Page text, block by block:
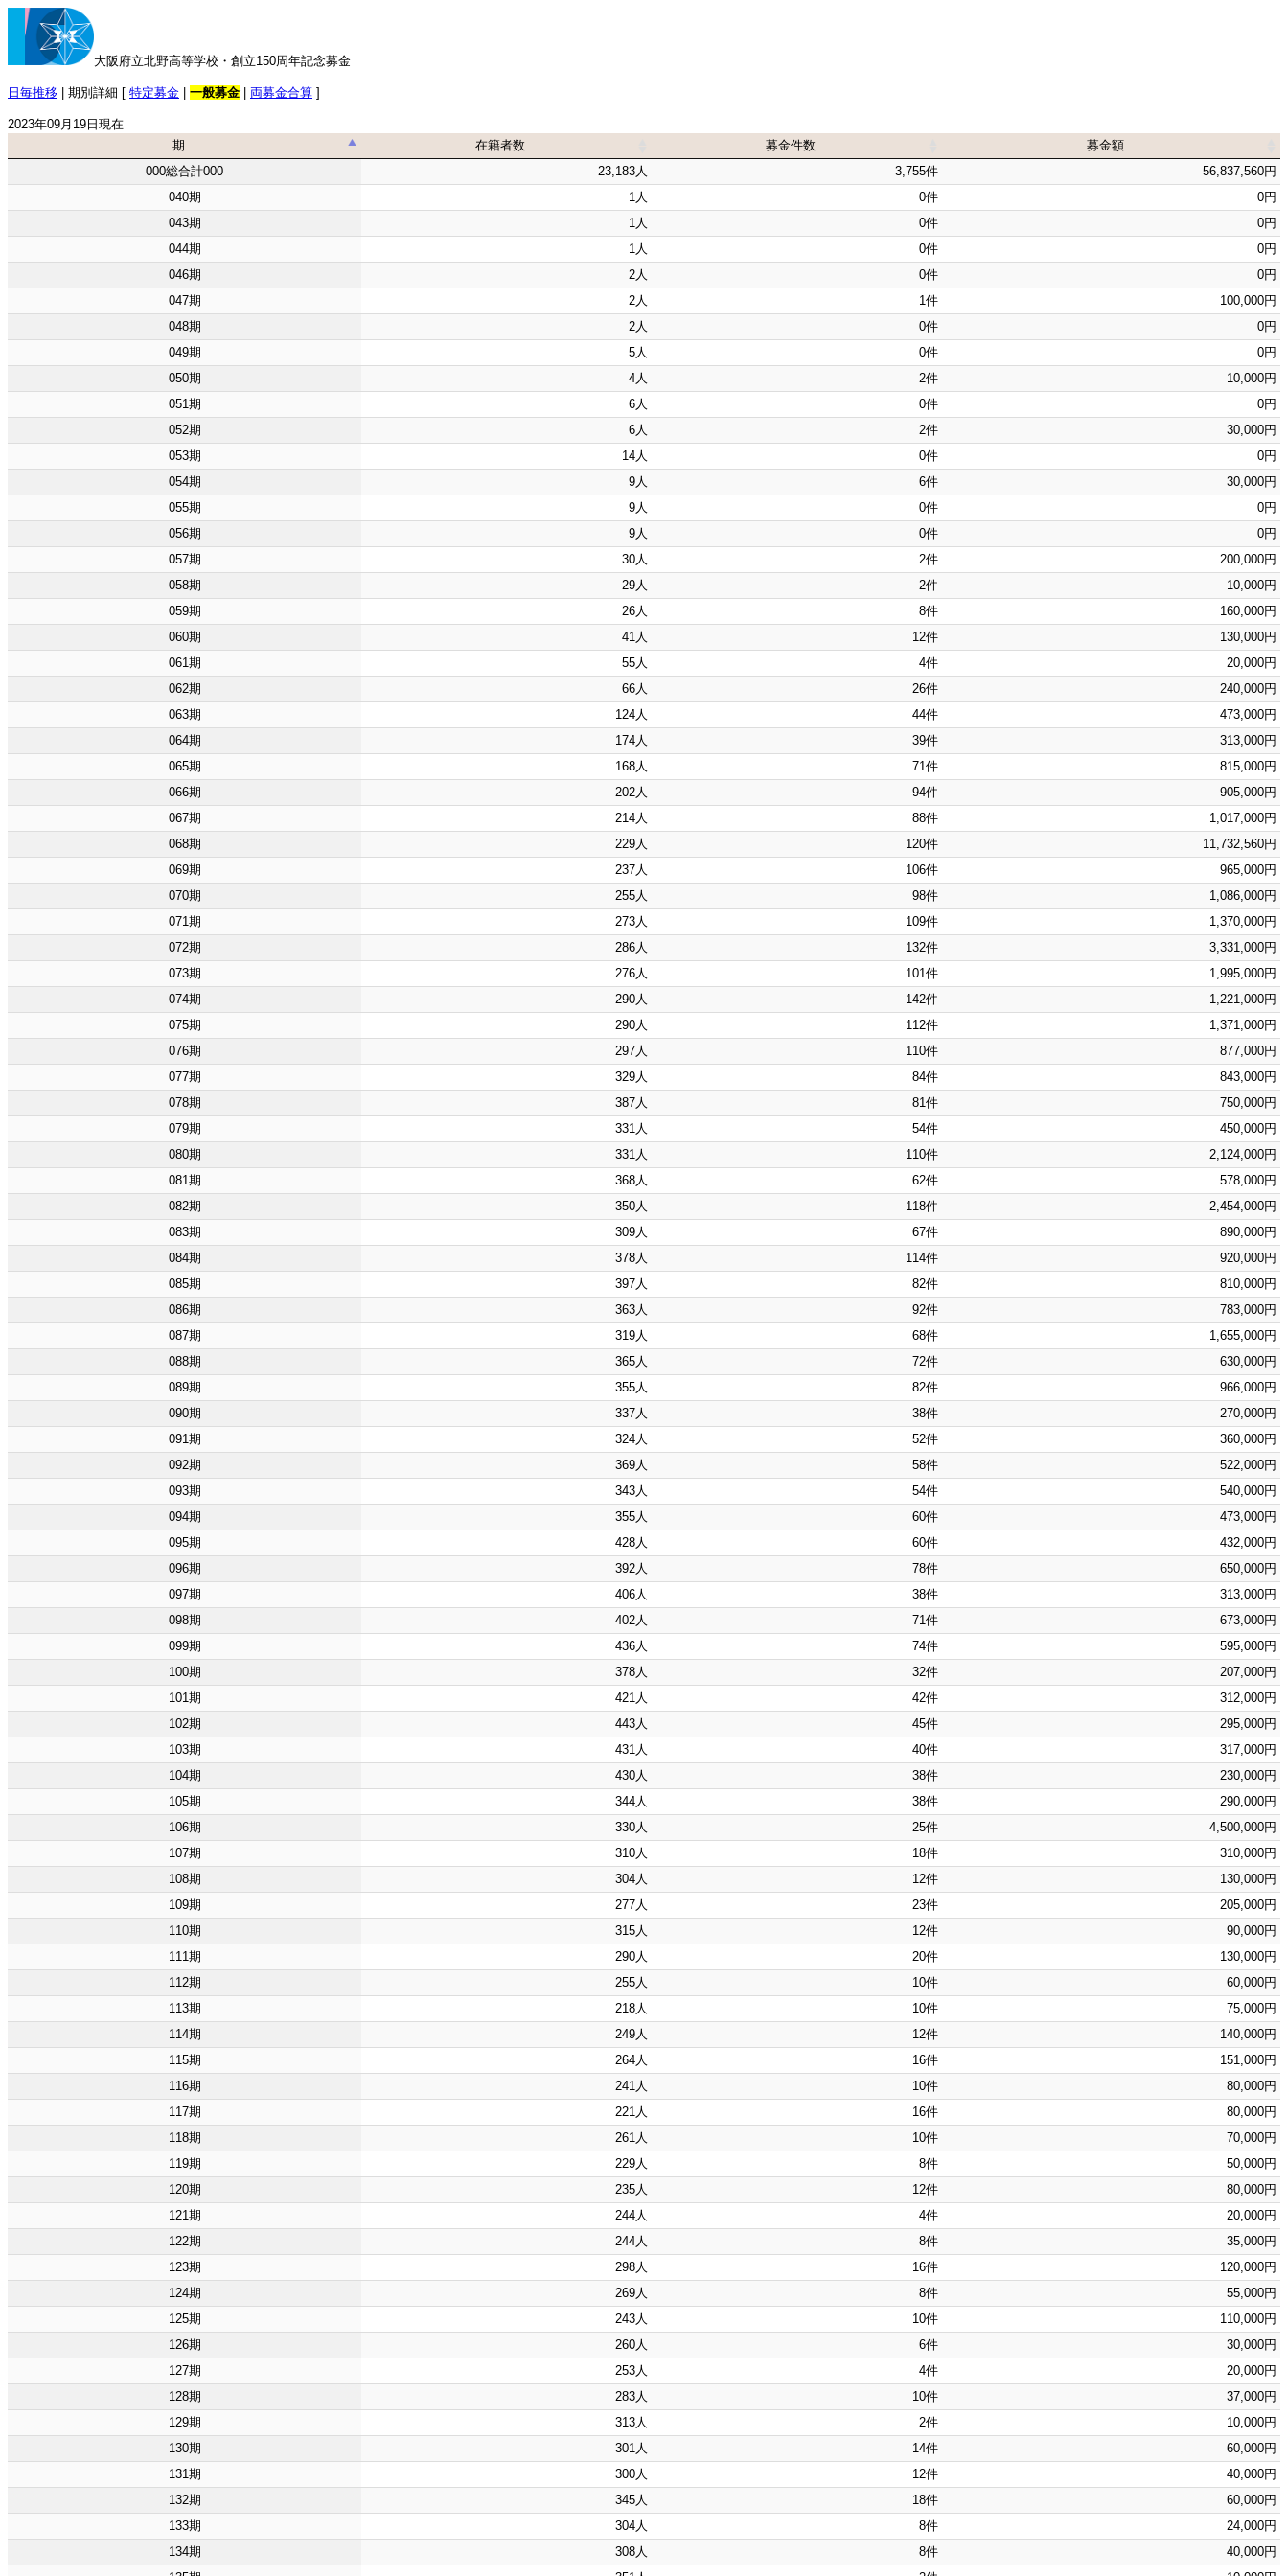
大阪府立北野高等学校・創立150周年記念募金
日毎推移 | 期別詳細 [ 特定募金 一般募金 両募金合算 ]
2023年09月19日現在
期
在籍者数 募金件数
募金額
期
000総合計000 23,183人 3,755件
56,837,560円
040期
1人 0件
0円
043期
1人 0件
0円
044期
1人 0件
0円
046期
2人 0件
0円
047期
2人 1件
100,000円
048期
2人 0件
0円
049期
5人 0件
0円
050期
4人 2件
10,000円
051期
6人 0件
0円
052期
6人 2件
30,000円
053期
14人 0件
0円
054期
9人 6件
30,000円
055期
9人 0件
0円
056期
9人 0件
0円
057期
30人 2件
200,000円
058期
29人 2件
10,000円
059期
26人 8件
160,000円
060期
41人 12件
130,000円
061期
55人 4件
20,000円
062期
66人 26件
240,000円
063期
124人 44件
473,000円
064期
174人 39件
313,000円
065期
168人 71件
815,000円
066期
202人 94件
905,000円
067期
214人 88件
1,017,000円
068期
229人 120件
11,732,560円
069期
237人 106件
965,000円
070期
255人 98件
1,086,000円
071期
273人 109件
1,370,000円
072期
286人 132件
3,331,000円
073期
276人 101件
1,995,000円
074期
290人 142件
1,221,000円
075期
290人 112件
1,371,000円
076期
297人 110件
877,000円
077期
329人 84件
843,000円
078期
387人 81件
750,000円
079期
331人 54件
450,000円
080期
331人 110件
2,124,000円
081期
368人 62件
578,000円
082期
350人 118件
2,454,000円
083期
309人 67件
890,000円
084期
378人 114件
920,000円
085期
397人 82件
810,000円
086期
363人 92件
783,000円
087期
319人 68件
1,655,000円
088期
365人 72件
630,000円
089期
355人 82件
966,000円
090期
337人 38件
270,000円
091期
324人 52件
360,000円
092期
369人 58件
522,000円
093期
343人 54件
540,000円
094期
355人 60件
473,000円
095期
428人 60件
432,000円
096期
392人 78件
650,000円
097期
406人 38件
313,000円
098期
402人 71件
673,000円
099期
436人 74件
595,000円
100期
378人 32件
207,000円
101期
421人 42件
312,000円
102期
443人 45件
295,000円
103期
431人 40件
317,000円
104期
430人 38件
230,000円
105期
344人 38件
290,000円
106期
330人 25件
4,500,000円
107期
310人 18件
310,000円
108期
304人 12件
130,000円
109期
277人 23件
205,000円
110期
315人 12件
90,000円
111期
290人 20件
130,000円
112期
255人 10件
60,000円
113期
218人 10件
75,000円
114期
249人 12件
140,000円
115期
264人 16件
151,000円
116期
241人 10件
80,000円
117期
221人 16件
80,000円
118期
261人 10件
70,000円
119期
229人 8件
50,000円
120期
235人 12件
80,000円
121期
244人 4件
20,000円
122期
244人 8件
35,000円
123期
298人 16件
120,000円
124期
269人 8件
55,000円
125期
243人 10件
110,000円
126期
260人 6件
30,000円
127期
253人 4件
20,000円
128期
283人 10件
37,000円
129期
313人 2件
10,000円
130期
301人 14件
60,000円
131期
300人 12件
40,000円
132期
345人 18件
60,000円
133期
304人 8件
24,000円
134期
308人 8件
40,000円